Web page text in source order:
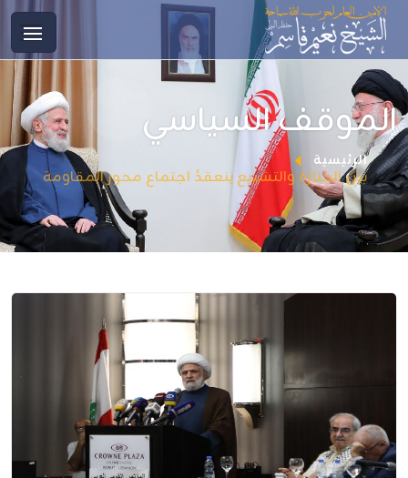
الموقف السياسي
الرئيسية
بين الجنازة والتشييع ينعقدُ اجتماع محور المقاومة